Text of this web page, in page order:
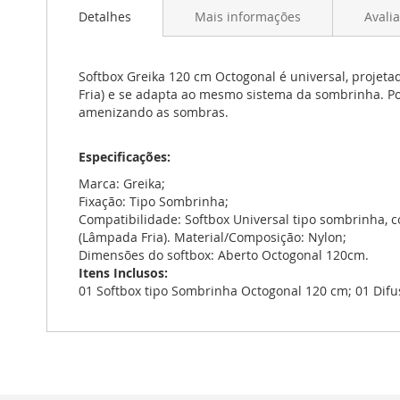
Galeria
imagens
Detalhes
Softbox Greika 120 cm Octogonal é universal,
Fria) e se adapta ao mesmo sistema da sombrinha.
amenizando as sombras.
Especificações:
Marca: Greika;
Fixação: Tipo Sombrinha;
Compatibilidade: Softbox Universal tipo sombrinha,
(Lâmpada Fria). Material/Composição: Nylon;
Dimensões do softbox: Aberto Octogonal 120cm.
Itens Inclusos:
01 Softbox tipo Sombrinha Octogonal 120 cm; 01
Mais informações